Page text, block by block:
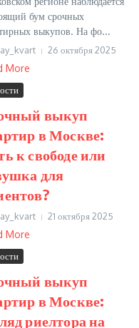
бум срочных
выкупов. На фо...
26 октября 2025
More
выкуп
в Москве:
к свободе или
для
21 октября 2025
More
выкуп
в Москве:
риелтора на